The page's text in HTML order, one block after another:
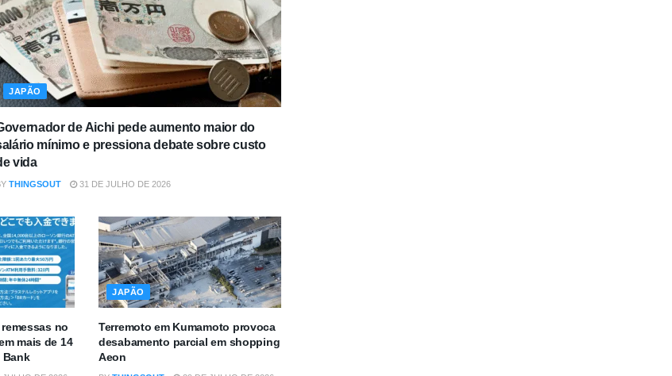
JAPÃO
de Aichi pede aumento maior do
mínimo e pressiona debate sobre custo
vida
THINGSOUT 31 DE JULHO DE 2026
no
mais de 14
Bank
JAPÃO
Terremoto em Kumamoto provoca
desabamento parcial em shopping
Aeon